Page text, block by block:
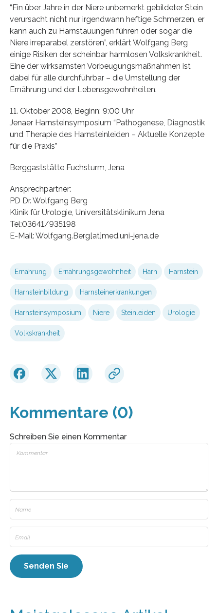
“Ein über Jahre in der Niere unbemerkt gebildeter Stein
verursacht nicht nur irgendwann heftige Schmerzen, er
kann auch zu Harnstauungen führen oder sogar die
Niere irreparabel zerstören”, erklärt Wolfgang Berg
einige Risiken der scheinbar harmlosen Volkskrankheit.
Eine der wirksamsten Vorbeugungsmaßnahmen ist
dabei für alle durchführbar – die Umstellung der
Ernährung und der Lebensgewohnheiten.
11. Oktober 2008, Beginn: 9:00 Uhr
Jenaer Harnsteinsymposium “Pathogenese, Diagnostik
und Therapie des Harnsteinleiden – Aktuelle Konzepte
für die Praxis”
Berggaststätte Fuchsturm, Jena
Ansprechpartner:
PD Dr. Wolfgang Berg
Klinik für Urologie, Universitätsklinikum Jena
Tel:03641/935198
E-Mail: Wolfgang.Berg[at]med.uni-jena.de
Ernährung Ernährungsgewohnheit Harn Harnstein
Harnsteinbildung Harnsteinerkrankungen
Harnsteinsymposium Niere Steinleiden Urologie
Volkskrankheit
Kommentare (0)
Schreiben Sie einen Kommentar